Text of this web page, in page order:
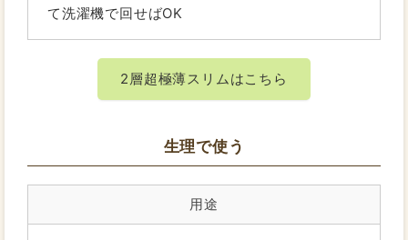
て洗濯機で回せばOK
2層超極薄スリムはこちら
生理で使う
用途